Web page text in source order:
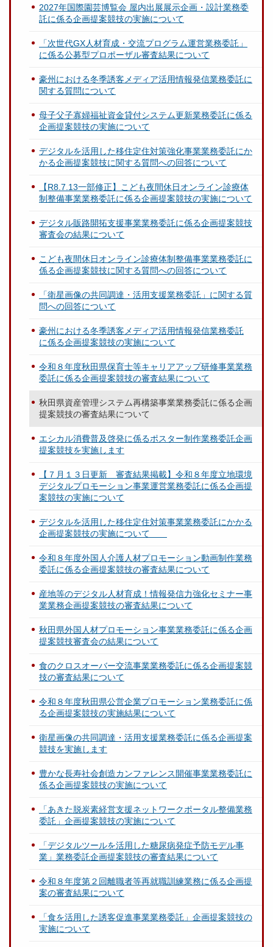
2027年国際園芸博覧会 屋内出展展示企画・設計業務委
託に係る企画提案競技の実施について
「次世代GX人材育成・交流プログラム運営業務委託」
に係る公募型プロポーザル審査結果について
豪州における冬季誘客メディア活用情報発信業務委託に
関する質問について
母子父子寡婦福祉資金貸付システム更新業務委託に係る
企画提案競技の実施について
デジタルを活用した移住定住対策強化事業業務委託にか
かる企画提案競技に関する質問への回答について
【R8.7.13一部修正】こども夜間休日オンライン診療体
制整備事業業務委託に係る企画提案競技の実施について
デジタル販路開拓支援事業業務委託に係る企画提案競技
審査会の結果について
こども夜間休日オンライン診療体制整備事業業務委託に
係る企画提案競技に関する質問への回答について
「衛星画像の共同調達・活用支援業務委託」に関する質
問への回答について
豪州における冬季誘客メディア活用情報発信業務委託
に係る企画提案競技の実施について
令和８年度秋田県保育士等キャリアアップ研修事業業務
委託に係る企画提案競技の審査結果について
秋田県資産管理システム再構築事業業務委託に係る企画
提案競技の審査結果について
エシカル消費普及啓発に係るポスター制作業務委託企画
提案競技を実施します
【７月１３日更新 審査結果掲載】令和８年度立地環境
デジタルプロモーション事業運営業務委託に係る企画提
案競技の実施について
デジタルを活用した移住定住対策事業業務委託にかかる
企画提案競技の実施について
令和８年度外国人介護人材プロモーション動画制作業務
委託に係る企画提案競技の審査結果について
産地等のデジタル人材育成！情報発信力強化セミナー事
業業務企画提案競技の審査結果について
秋田県外国人材プロモーション事業業務委託に係る企画
提案競技審査会の結果について
食のクロスオーバー交流事業業務委託に係る企画提案競
技の審査結果について
令和８年度秋田県公営企業プロモーション業務委託に係
る企画提案競技の実施結果について
衛星画像の共同調達・活用支援業務委託に係る企画提案
競技を実施します
豊かな長寿社会創造カンファレンス開催事業業務委託に
係る企画提案競技の実施について
「あきた脱炭素経営支援ネットワークポータル整備業務
委託」企画提案競技の実施について
「デジタルツールを活用した糖尿病発症予防モデル事
業」業務委託企画提案競技の審査結果について
令和８年度第２回離職者等再就職訓練業務に係る企画提
案の審査結果について
「食を活用した誘客促進事業業務委託」企画提案競技の
実施について